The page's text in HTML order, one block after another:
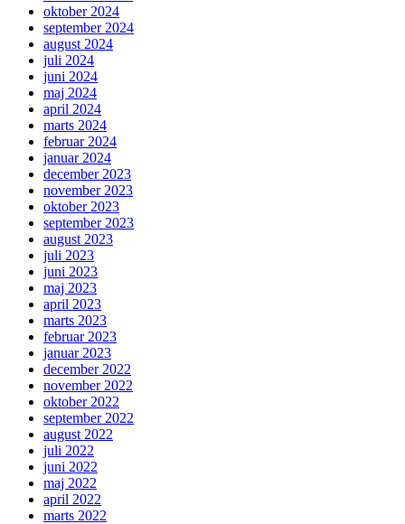
oktober 2024
september 2024
august 2024
juli 2024
juni 2024
maj 2024
april 2024
marts 2024
februar 2024
januar 2024
december 2023
november 2023
oktober 2023
september 2023
august 2023
juli 2023
juni 2023
maj 2023
april 2023
marts 2023
februar 2023
januar 2023
december 2022
november 2022
oktober 2022
september 2022
august 2022
juli 2022
juni 2022
maj 2022
april 2022
marts 2022